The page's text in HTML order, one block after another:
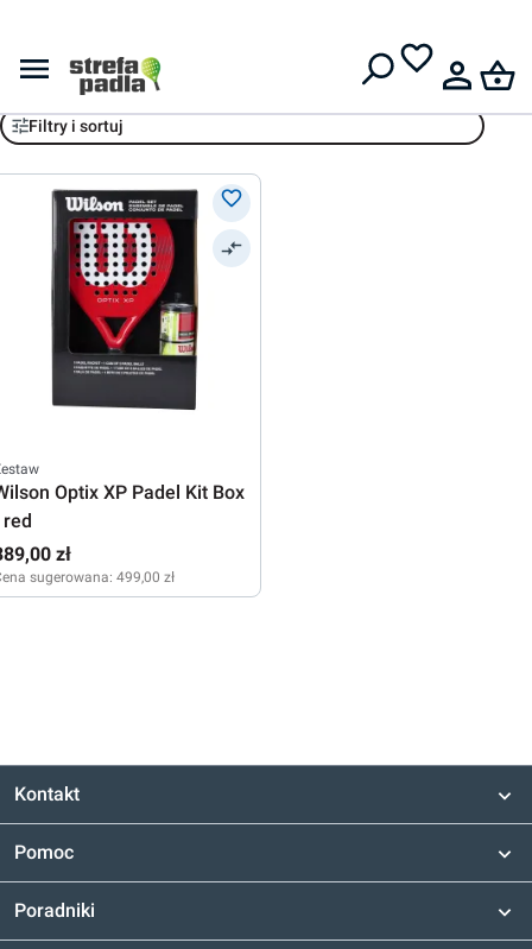
Zestawy
Filtry i sortuj
Optix XP Padel Kit Box
red
zł
sugerowana: 499,00 zł
Kontakt
Pomoc
Poradniki